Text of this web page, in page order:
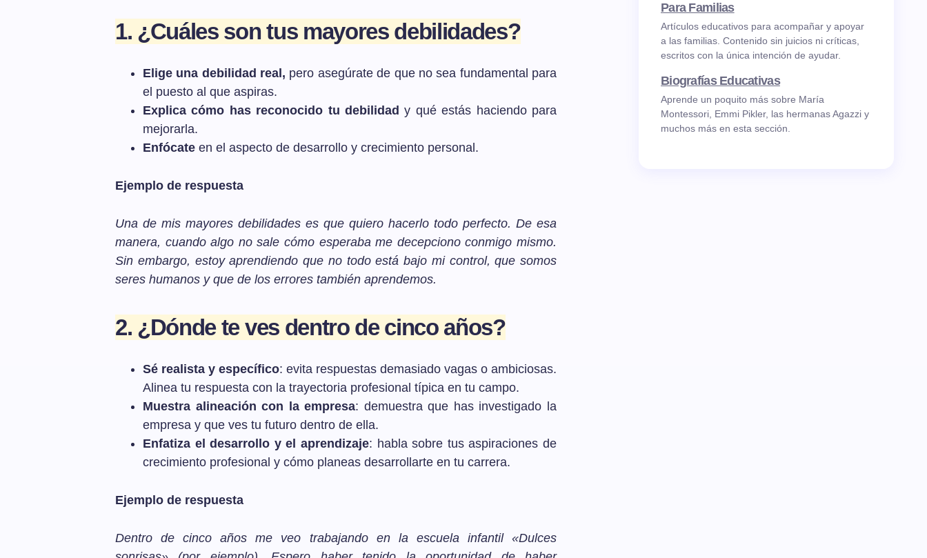
1. ¿Cuáles son tus mayores debilidades?
Elige una debilidad real, pero asegúrate de que no sea fundamental para
el puesto al que aspiras.
Explica cómo has reconocido tu debilidad y qué estás haciendo para
mejorarla.
Enfócate en el aspecto de desarrollo y crecimiento personal.
Ejemplo de respuesta
Una de mis mayores debilidades es que quiero hacerlo todo perfecto. De esa
manera, cuando algo no sale cómo esperaba me decepciono conmigo mismo.
Sin embargo, estoy aprendiendo que no todo está bajo mi control, que somos
seres humanos y que de los errores también aprendemos.
2. ¿Dónde te ves dentro de cinco años?
Sé realista y específico: evita respuestas demasiado vagas o ambiciosas.
Alinea tu respuesta con la trayectoria profesional típica en tu campo.
Muestra alineación con la empresa: demuestra que has investigado la
empresa y que ves tu futuro dentro de ella.
Enfatiza el desarrollo y el aprendizaje: habla sobre tus aspiraciones de
crecimiento profesional y cómo planeas desarrollarte en tu carrera.
Ejemplo de respuesta
Dentro de cinco años me veo trabajando en la escuela infantil «Dulces
Para Familias
Artículos educativos para acompañar y apoyar
a las familias. Contenido sin juicios ni críticas,
escritos con la única intención de ayudar.
Biografías Educativas
Aprende un poquito más sobre María
Montessori, Emmi Pikler, las hermanas Agazzi y
muchos más en esta sección.